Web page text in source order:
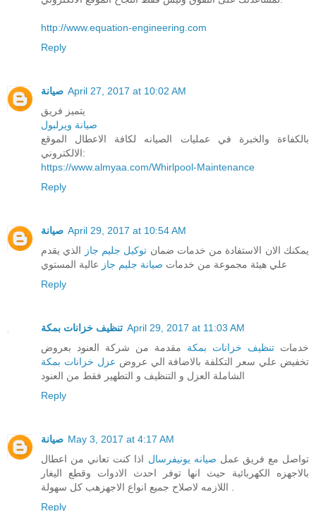
http://www.equation-engineering.com
Reply
صيانة April 27, 2017 at 10:02 AM
يتميز فريق
صيانة ويرلبول
بالكفاءة والخبرة في عمليات الصيانه لكافة الاعطال الموقع
الالكتروني:
https://www.almyaa.com/Whirlpool-Maintenance
Reply
صيانة April 29, 2017 at 10:54 AM
يمكنك الان الاستفادة من خدمات ضمان توكيل جليم جاز
الذي يقدم
علي هيئة مجموعة من خدمات صيانة جليم جاز عالية المستوي
Reply
تنظيف خزانات بمكة April 29, 2017 at 11:03 AM
خدمات تنظيف خزانات بمكة مقدمة من شركة العنود بعروض
تخفيض علي سعر التكلفة بالاضافة الي عروض عزل خزانات بمكة
الشاملة العزل و التنظيف و التطهير فقط من العنود
Reply
صيانة May 3, 2017 at 4:17 AM
تواصل مع فريق عمل صيانه يونيفرسال اذا كنت تعاني من اعطال
بالاجهزه الكهربائية حيث انها توفر احدث الادوات وقطع اليغار
Reply